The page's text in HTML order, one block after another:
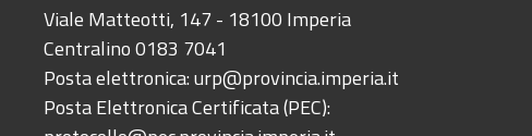
Viale Matteotti, 147 - 18100 Imperia
Centralino 0183 7041
Posta elettronica:urp@provincia.imperia.it
Posta Elettronica Certificata (PEC):